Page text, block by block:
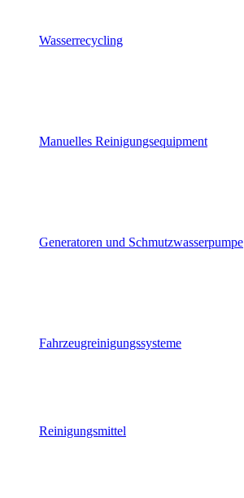
Wasserrecycling
Manuelles Reinigungsequipment
Generatoren und Schmutzwasserpumpe
Fahrzeugreinigungssysteme
Reinigungsmittel